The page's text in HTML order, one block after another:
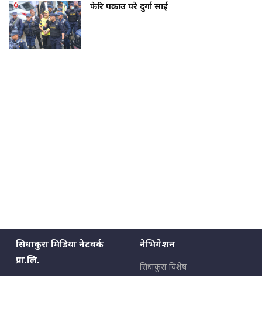
फेरि पक्राउ परे दुर्गा प्रसाईं
सिधाकुरा मिडिया नेटवर्क
प्रा.लि.
नेभिगेशन
सिधाकुरा विशेष